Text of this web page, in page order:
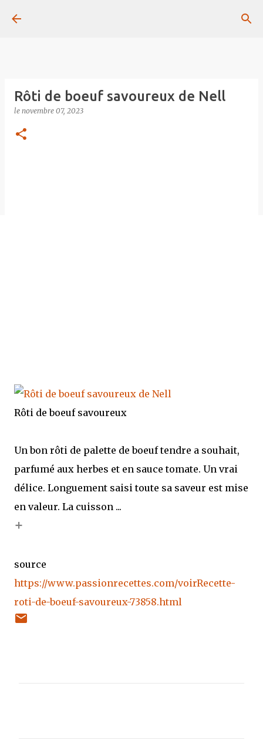
Rôti de boeuf savoureux de Nell
le novembre 07, 2023
Rôti de boeuf savoureux
Un bon rôti de palette de boeuf tendre a souhait,
parfumé aux herbes et en sauce tomate. Un vrai
délice. Longuement saisi toute sa saveur est mise
en valeur. La cuisson ...
+
source
https://www.passionrecettes.com/voirRecette-
roti-de-boeuf-savoureux-73858.html